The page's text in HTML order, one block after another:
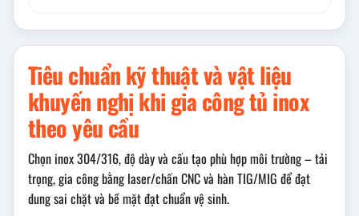
Tiêu chuẩn kỹ thuật và vật liệu
khuyến nghị khi gia công tủ inox
theo yêu cầu
Chọn inox 304/316, độ dày và cấu tạo phù hợp môi trường – tải
trọng, gia công bằng laser/chấn CNC và hàn TIG/MIG để đạt
dung sai chặt và bề mặt đạt chuẩn vệ sinh.